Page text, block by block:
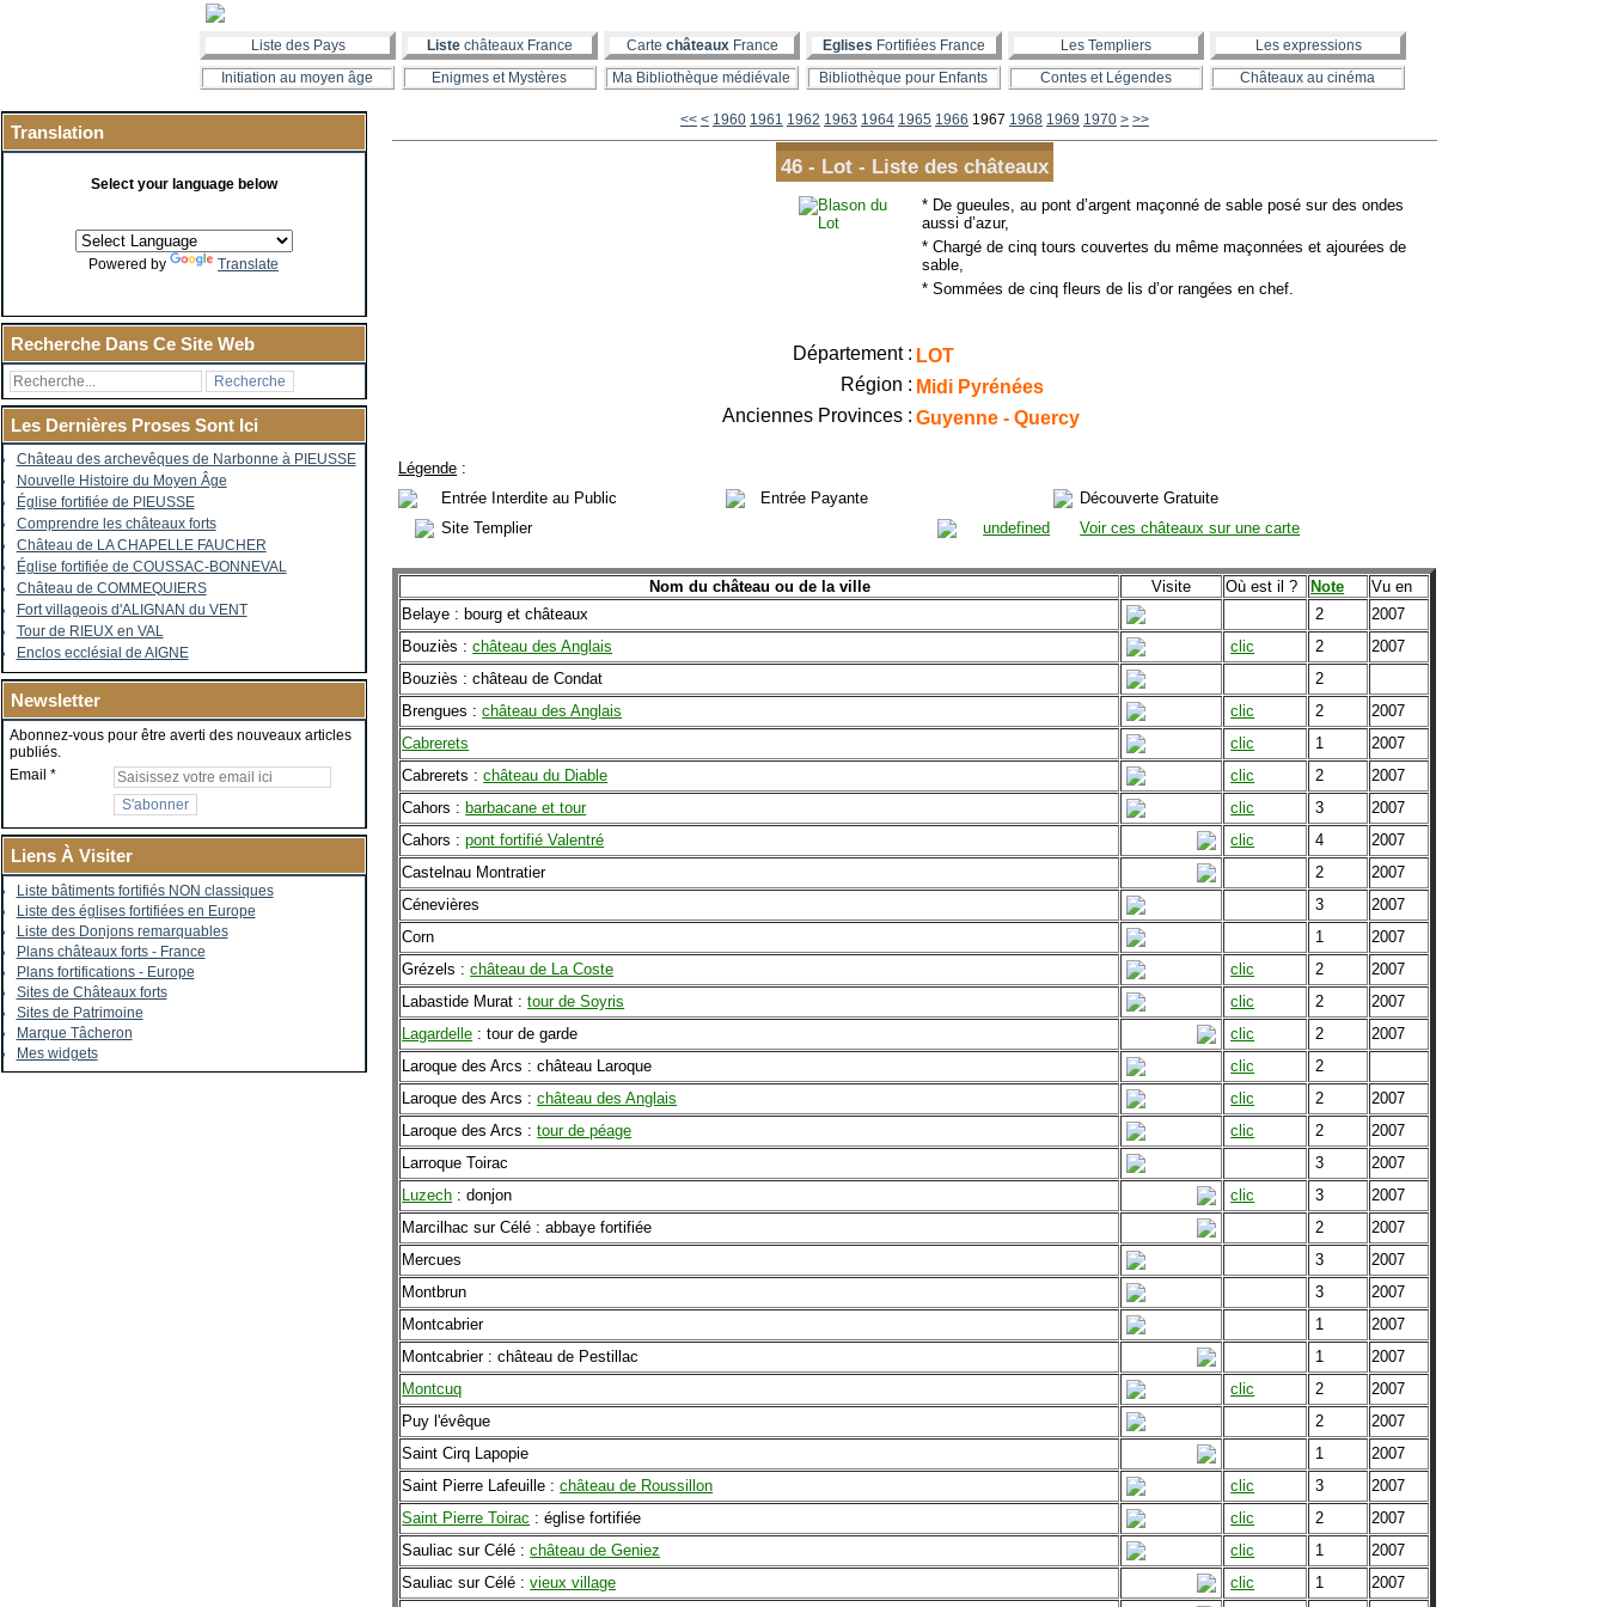
Liste des Pays Liste châteaux France Carte châteauxFrance Eglises Fortifiées France Les Templiers
Les expressions
Initiation au moyen âge
Enigmes et Mystères Ma Bibliothèque médiévale Bibliothèque pour Enfants Contes et Légendes Châteaux au cinéma
Translation
Select your language below
Powered by Translate
Recherche Dans Ce Site Web
Les Dernières Proses Sont Ici
Château des archevêques de Narbonne à PIEUSSE
Nouvelle Histoire du Moyen Âge
Église fortifiée de PIEUSSE
Comprendre les châteaux forts
Château de LA CHAPELLE FAUCHER
Église fortifiée de COUSSAC-BONNEVAL
Château de COMMEQUIERS
Fort villageois d'ALIGNAN du VENT
Tour de RIEUX en VAL
Enclos ecclésial de AIGNE
Newsletter
Abonnez-vous pour être averti des nouveaux articles
publiés.
Email
Liens À Visiter
Liste bâtiments fortifiés NON classiques
Liste des églises fortifiées en Europe
Liste des Donjons remarquables
Plans châteaux forts - France
Plans fortifications - Europe
Sites de Châteaux forts
Sites de Patrimoine
Marque Tâcheron
Mes widgets
<< < 1900
1910
1920
1930
1940
1950
1960 1961 1962 1963 1964 1965 1966 1967 1968 1969 1970 1980
1990
2000
2100
2200
2300
2400
2500
2600
2700
2800
2900
3000
3100
3200
3300
3400
3500
3600
3700
3800
3900
4000
4100
4200
4300
4400
4500
4600
4700
4800
4900
5000
5100
5200
5300
5400
5500
5600
> >>
46 - Lot - Liste des châteaux
* De gueules, au pont d’argent maçonné de sable posé sur des ondes
aussi d’azur,
* Chargé de cinq tours couvertes du même maçonnées et ajourées de
sable,
* Sommées de cinq fleurs de lis d’or rangées en chef.
Département : LOT
Région : Midi Pyrénées
Anciennes Provinces : Guyenne - Quercy
Légende :
Entrée Interdite au Public
Entrée Payante
Découverte Gratuite
Site Templier
Voir ces châteaux sur une carte
Nom du château ou de la ville Visite Où est il ? Note
Vu en
Belaye : bourg et châteaux
2
2007
Bouziès :château des Anglais clic 2
2007
Bouziès : château de Condat
2
Brengues :château des Anglais clic 2
2007
Cabrerets
clic 1
2007
Cabrerets :château du Diable clic 2
2007
Cahors : barbacane et tour clic 3
2007
Cahors :pont fortifié Valentré clic 4
2007
Castelnau Montratier
2
2007
Cénevières
3
2007
Corn
1
2007
Grézels :château de La Coste clic 2
2007
Labastide Murat :tour de Soyris clic 2
2007
Lagardelle : tour de garde clic 2
2007
Laroque des Arcs : château Laroque
clic
2
Laroque des Arcs :château des Anglais clic 2
2007
Laroque des Arcs :tour de péage clic 2
2007
Larroque Toirac
3
2007
Luzech : donjon clic 3
2007
Marcilhac sur Célé : abbaye fortifiée
2
2007
Mercues
3
2007
Montbrun
3
2007
Montcabrier
1
2007
Montcabrier : château de Pestillac
1
2007
Montcuq
clic 2
2007
Puy l'évêque
2
2007
Saint Cirq Lapopie
1
2007
Saint Pierre Lafeuille :château de Roussillon clic 3
2007
Saint Pierre Toirac : église fortifiée clic 2
2007
Sauliac sur Célé :château de Geniez clic 1
2007
Sauliac sur Célé :vieux village clic 1
2007